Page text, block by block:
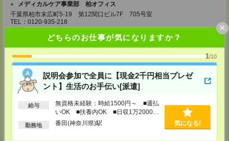
どちらのお仕事が気になりますか？
1/10
説明会参加で全員に【現金2千円相当プレゼ
ント】生活のお手伝い[派遣]
給与
無資格未経験：時給1500円～ ■週払
いOK ■扶養内OK ■日収1万2000円
以上
勤務地 番田(神奈川県)駅 気になる!
×
メディカルケア事業部 柏オフィス
千葉県柏市末広町5-19 第12関口ビル7F 705号室
TEL：0120-935-218
MAIL：tenshoku@nikken-ts.jp
担当：採用担当
東京都新宿区新宿2-3-10 新宿御苑ビル6階
TEL：0120-457-235
MAIL：tenshoku@nikken-ts.jp
担当：採用担当
メディカルケア事業部 立川事業所
東京都立川市錦町1-12-14
TEL：0120-934-200
MAIL：tenshoku@nikken-ts.jp